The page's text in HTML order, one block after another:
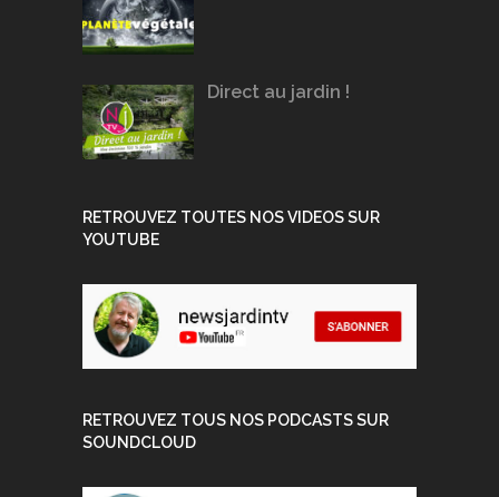
Direct au jardin !
RETROUVEZ TOUTES NOS VIDEOS SUR
YOUTUBE
RETROUVEZ TOUS NOS PODCASTS SUR
SOUNDCLOUD